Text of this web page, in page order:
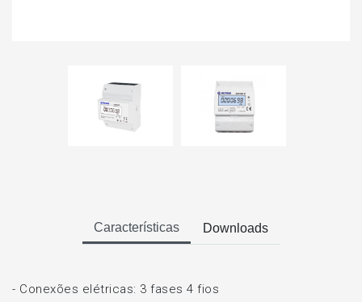
Características Downloads
- Conexões elétricas: 3 fases 4 fios